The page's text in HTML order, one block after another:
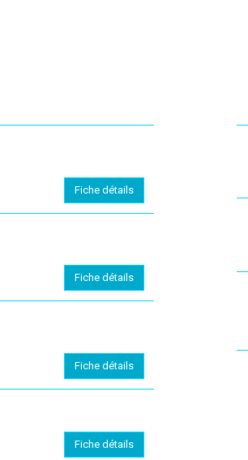
Fiche détails
Fiche détails
Fiche détails
Fiche détails